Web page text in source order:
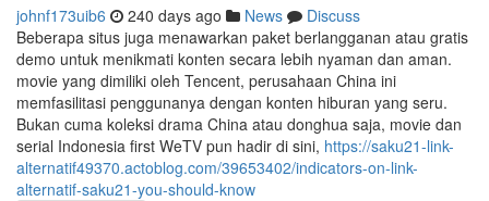
johnf173uib6 240 days ago News
Discuss
Beberapa situs juga menawarkan paket berlangganan atau gratis
demo untuk menikmati konten secara lebih nyaman dan aman.
movie yang dimiliki oleh Tencent, perusahaan China ini
memfasilitasi penggunanya dengan konten hiburan yang seru.
Bukan cuma koleksi drama China atau donghua saja, movie dan
serial Indonesia first WeTV pun hadir di sini, https://saku21-link-
alternatif49370.actoblog.com/39653402/indicators-on-link-
alternatif-saku21-you-should-know